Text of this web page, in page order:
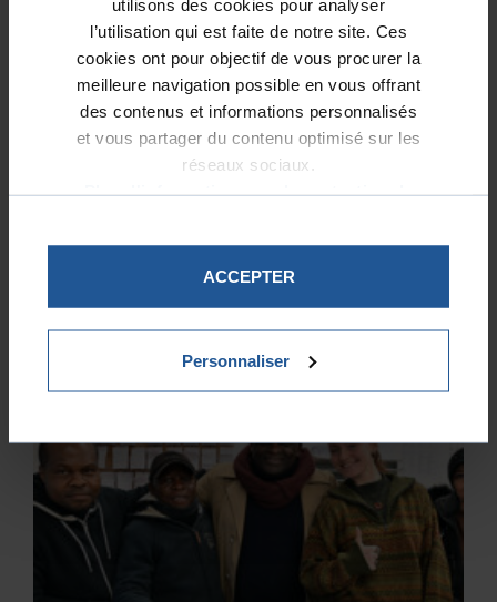
utilisons des cookies pour analyser
l’utilisation qui est faite de notre site. Ces
cookies ont pour objectif de vous procurer la
meilleure navigation possible en vous offrant
des contenus et informations personnalisés
et vous partager du contenu optimisé sur les
réseaux sociaux.
Plus d'informations sur la protection de
ACCEPTER
Personnaliser
SI NOUS FAISIONS DE LA
PAUVRETÉ NOTRE PRIORITÉ
MAINTENANT ?
projet où les plus démunis sont reçus
comme à la maison, autour d’un
déjeuner assis, à table.